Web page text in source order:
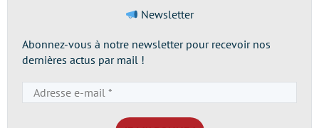
Newsletter
Abonnez-vous à notre newsletter pour recevoir nos
dernières actus par mail !
e-
mail